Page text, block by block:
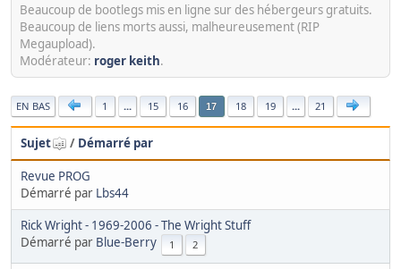
Beaucoup de bootlegs mis en ligne sur des hébergeurs gratuits.
Beaucoup de liens morts aussi, malheureusement (RIP
Megaupload).
Modérateur: roger keith.
|
EN BAS 1 ... 15 16 17 18 19 ... 21
Sujet / Démarré par
Revue PROG
Démarré par Lbs44
Rick Wright - 1969-2006 - The Wright Stuff
Démarré par Blue-Berry 1 2